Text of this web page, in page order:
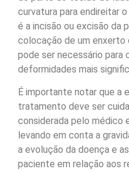
curvatura para endireitar
é a incisão ou excisão da
colocação de um enxerto
pode ser necessário para
deformidades mais
É importante notar que a
tratamento deve ser
considerada pelo médico
levando em conta a
a evolução da doença e
paciente em relação aos